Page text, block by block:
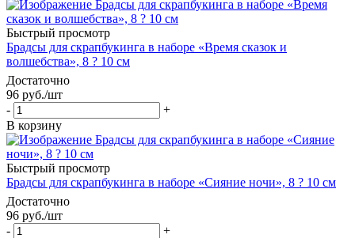
Быстрый просмотр
Брадсы для скрапбукинга в наборе «Время сказок и
волшебства», 8 ? 10 см
Достаточно
96 руб./шт
-
+
В корзину
Быстрый просмотр
Брадсы для скрапбукинга в наборе «Сияние ночи», 8 ? 10 см
Достаточно
96 руб./шт
-
+